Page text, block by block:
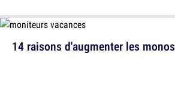
14 raisons d'augmenter les monos